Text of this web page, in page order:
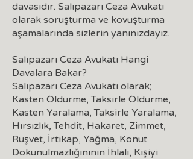
davasıdır. Salıpazarı Ceza Avukatı
olarak soruşturma ve kovuşturma
aşamalarında sizlerin yanınızdayız.
Salıpazarı Ceza Avukatı Hangi
Davalara Bakar?
Salıpazarı Ceza Avukatı olarak;
Kasten Öldürme, Taksirle Öldürme,
Kasten Yaralama, Taksirle Yaralama,
Hırsızlık, Tehdit, Hakaret, Zimmet,
Rüşvet, İrtikap, Yağma, Konut
Dokunulmazlığınının İhlali, Kişiyi